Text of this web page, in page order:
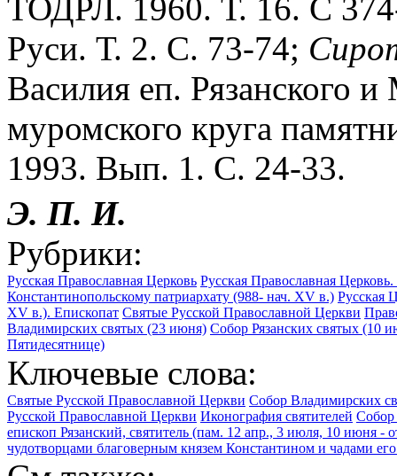
ТОДРЛ. 1960. Т. 16. С
Руси. Т. 2. С. 73-74;
Василия еп. Рязанского
муромского круга
1993. Вып. 1. С. 24-33.
Э. П. И.
Рубрики:
Русская Православная Церковь Русская Православная
Константинопольскому патриархату (988- нач. XV в.) Русская
XV в.). Епископат Святые Русской Православной Церкви
Владимирских святых (23 июня) Собор Рязанских святых (10
Пятидесятнице)
Ключевые слова:
Святые Русской Православной Церкви Собор Владимирских
Русской Православной Церкви Иконография святителей Собор
епископ Рязанский, святитель (пам. 12 апр., 3 июля, 10 июня -
чудотворцами благоверным князем Константином и чадами